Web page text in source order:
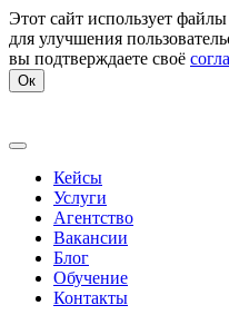
Этот сайт использует
для улучшения
вы подтверждаете своё
Ок
Кейсы
Услуги
Агентство
Вакансии
Блог
Обучение
Контакты